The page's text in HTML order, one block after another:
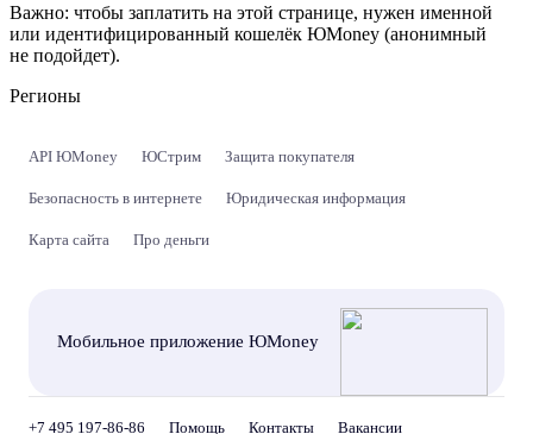
Важно: чтобы заплатить на этой странице, нужен именной
или идентифицированный кошелёк ЮMoney (анонимный
не подойдет).
Регионы
API ЮMoney ЮСтрим Защита покупателя
Безопасность в интернете Юридическая информация
Карта сайта Про деньги
Мобильное приложение ЮMoney
+7 495 197-86-86 Помощь Контакты Вакансии